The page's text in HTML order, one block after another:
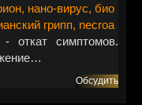
нано-вирус, био
грипп, necroa
откат симптомов.
Обсудить